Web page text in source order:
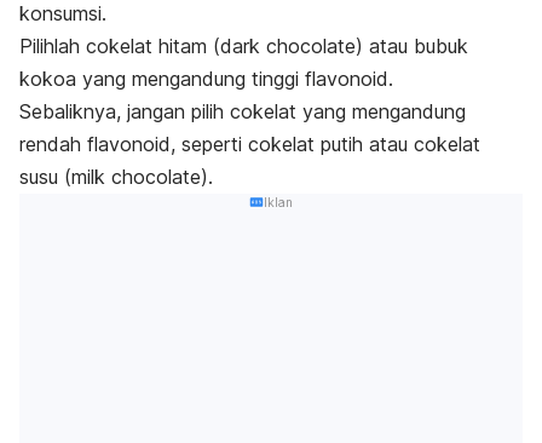
konsumsi.
Pilihlah cokelat hitam (dark chocolate) atau bubuk
kokoa yang mengandung tinggi flavonoid.
Sebaliknya, jangan pilih cokelat yang mengandung
rendah flavonoid, seperti cokelat putih atau cokelat
susu (milk chocolate).
Iklan